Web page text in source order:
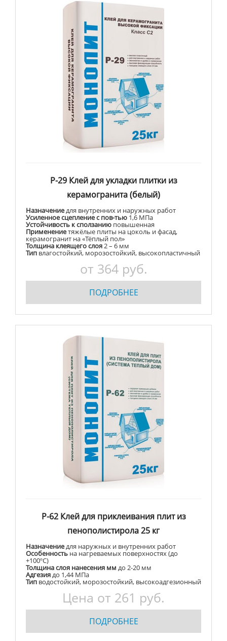
Р-29 Клей для укладки плитки из
керамогранита (белый)
Назначениедля внутренних и наружных работ
Усиленное сцепление с пов-тью 1,6 МПа
Устойчивость к сползанию повышенная
Применениетяжёлые плиты на цоколь и фасад,
керамогранит на «Тёплый пол»
Толщина клеящего слоя2 – 6 мм
Тип влагостойкий, морозостойкий, высокопластичный
от 364 руб.
ПОДРОБНЕЕ
Р-62 Клей для приклеивания плит из
пенополистирола 25 кг
Назначениедля наружных и внутренних работ
Особенность на нагреваемых поверхностях (до
+100ºС)
Толщина слоя нанесения мм до 2-20 мм
Адгезиядо 1,44 МПа
Тип водостойкий, морозостойкий, высокоадгезионный
Цена от 261 руб.
ПОДРОБНЕЕ